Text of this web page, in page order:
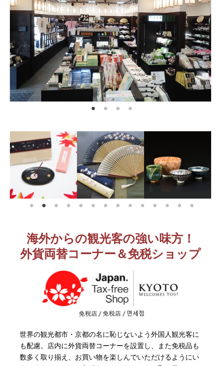
海外からの観光客の強い味方！
外貨両替コーナー＆免税ショップ
世界の観光都市・京都の名に恥じないよう外国人観光客に
も配慮。店内に外貨両替コーナーを設置し、また免税品も
数多く取り揃え、お買い物を楽しんでいただけるようにい